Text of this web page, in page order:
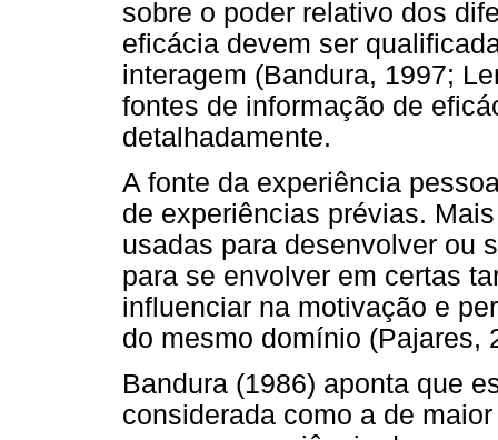
sobre o poder relativo dos
eficácia devem ser
interagem (Bandura, 1997;
fontes de informação de
detalhadamente.
A fonte da experiência
de experiências prévias.
usadas para desenvolver ou
para se envolver em certas
influenciar na motivação e
do mesmo domínio (Pajares,
Bandura (1986) aponta que
considerada como a de